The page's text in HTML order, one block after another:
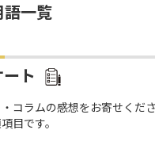
語一覧
ト
コラムの感想をお寄せくだ
目です。